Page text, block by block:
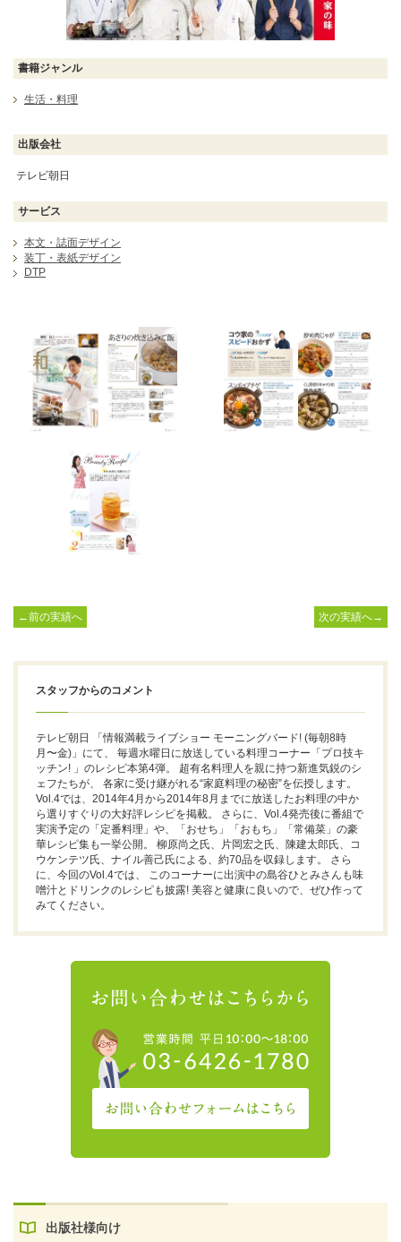
出版社様向け
書籍ジャンル
生活・料理
出版会社
テレビ朝日
サービス
本文・誌面デザイン
装丁・表紙デザイン
DTP
←前の実績へ 次の実績へ→
スタッフからのコメント
テレビ朝日 「情報満載ライブショー モーニングバード! (毎朝8時
月〜金)」にて、 毎週水曜日に放送している料理コーナー「プロ技キ
ッチン! 」のレシピ本第4弾。 超有名料理人を親に持つ新進気鋭のシ
ェフたちが、 各家に受け継がれる“家庭料理の秘密”を伝授します。
Vol.4では、2014年4月から2014年8月までに放送したお料理の中か
ら選りすぐりの大好評レシピを掲載。 さらに、Vol.4発売後に番組で
実演予定の「定番料理」や、「おせち」「おもち」「常備菜」の豪
華レシピ集も一挙公開。 柳原尚之氏、片岡宏之氏、陳建太郎氏、コ
ウケンテツ氏、ナイル善己氏による、約70品を収録します。 さら
に、今回のVol.4では、 このコーナーに出演中の島谷ひとみさんも味
噌汁とドリンクのレシピも披露! 美容と健康に良いので、ぜひ作って
みてください。